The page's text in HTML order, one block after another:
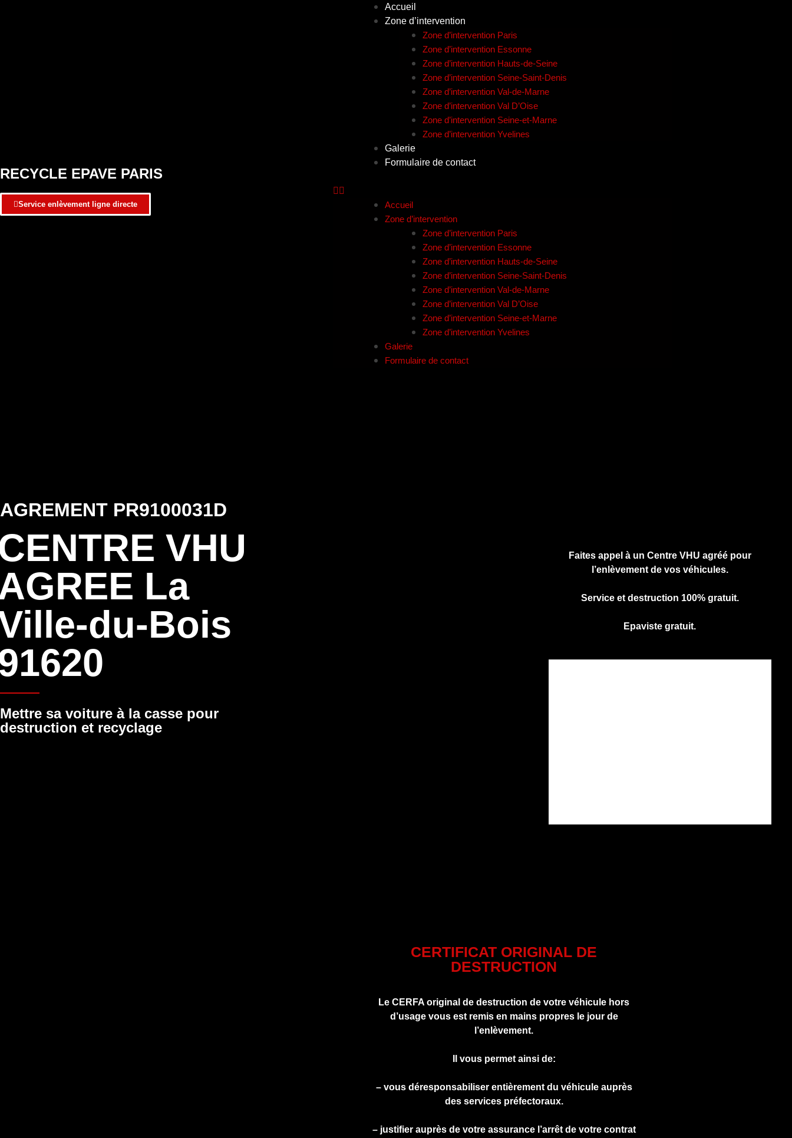
RECYCLE EPAVE PARIS
Service enlèvement ligne directe
Accueil
Zone d’intervention
Zone d’intervention Paris
Zone d’intervention Essonne
Zone d’intervention Hauts-de-Seine
Zone d’intervention Seine-Saint-Denis
Zone d’intervention Val-de-Marne
Zone d’intervention Val D’Oise
Zone d’intervention Seine-et-Marne
Zone d’intervention Yvelines
Galerie
Formulaire de contact
Accueil
Zone d’intervention
Zone d’intervention Paris
Zone d’intervention Essonne
Zone d’intervention Hauts-de-Seine
Zone d’intervention Seine-Saint-Denis
Zone d’intervention Val-de-Marne
Zone d’intervention Val D’Oise
Zone d’intervention Seine-et-Marne
Zone d’intervention Yvelines
Galerie
Formulaire de contact
AGREMENT PR9100031D
VHU
La
du-Bois
Mettre sa voiture à la casse pour
destruction et recyclage
Faites appel à un Centre VHU agréé pour
l’enlèvement de vos véhicules.
Service et destruction 100% gratuit.
Epaviste gratuit.
CERTIFICAT ORIGINAL DE
DESTRUCTION
Le CERFA original de destruction de votre véhicule hors
d’usage vous est remis en mains propres le jour de
l’enlèvement.
Il vous permet ainsi de:
– vous déresponsabiliser entièrement du véhicule auprès
des services préfectoraux.
– justifier auprès de votre assurance l’arrêt de votre contrat